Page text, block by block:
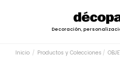
Decoración,
Inicio Productos y Colecciones